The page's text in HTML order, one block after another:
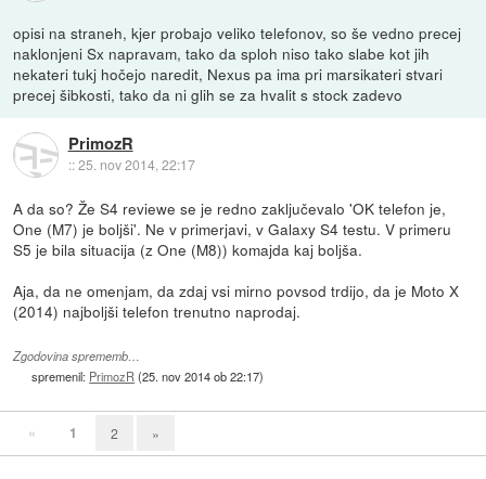
opisi na straneh, kjer probajo veliko telefonov, so še vedno precej
naklonjeni Sx napravam, tako da sploh niso tako slabe kot jih
nekateri tukj hočejo naredit, Nexus pa ima pri marsikateri stvari
precej šibkosti, tako da ni glih se za hvalit s stock zadevo
PrimozR
::25. nov 2014, 22:17
A da so? Že S4 reviewe se je redno zaključevalo 'OK telefon je,
One (M7) je boljši'. Ne v primerjavi, v Galaxy S4 testu. V primeru
S5 je bila situacija (z One (M8)) komajda kaj boljša.
Aja, da ne omenjam, da zdaj vsi mirno povsod trdijo, da je Moto X
(2014) najboljši telefon trenutno naprodaj.
Zgodovina sprememb…
spremenil: PrimozR(25. nov 2014 ob 22:17)
« 1 2 »